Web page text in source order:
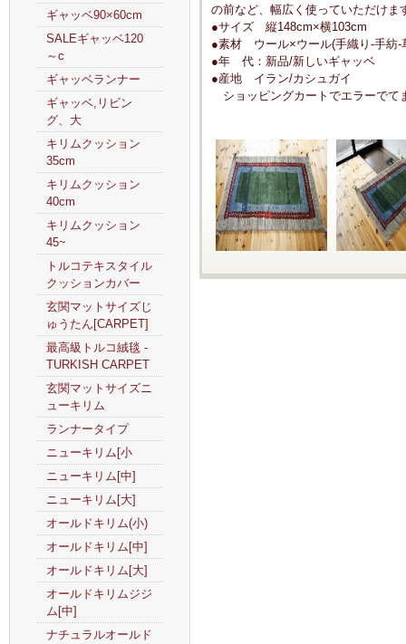
ギャッベ90×60cm
SALEギャッベ120
～c
ギャッベランナー
ギャッベ,リビン
グ、大
キリムクッション
35cm
キリムクッション
40cm
キリムクッション
45~
トルコテキスタイル
クッションカバー
玄関マットサイズじ
ゅうたん[CARPET]
最高級トルコ絨毯 -
TURKISH CARPET
玄関マットサイズニ
ューキリム
ランナータイプ
ニューキリム[小
ニューキリム[中]
ニューキリム[大]
オールドキリム(小)
オールドキリム[中]
オールドキリム[大]
オールドキリムジジ
ム[中]
ナチュラルオールド
の前など、幅広く使っていただけま
●サイズ 縦148cm×横103cm
●素材 ウール×ウール(手織り-手紡-
●年 代：新品/新しいギャッベ
●産地 イラン/カシュガイ
ショッピングカートでエラーでて